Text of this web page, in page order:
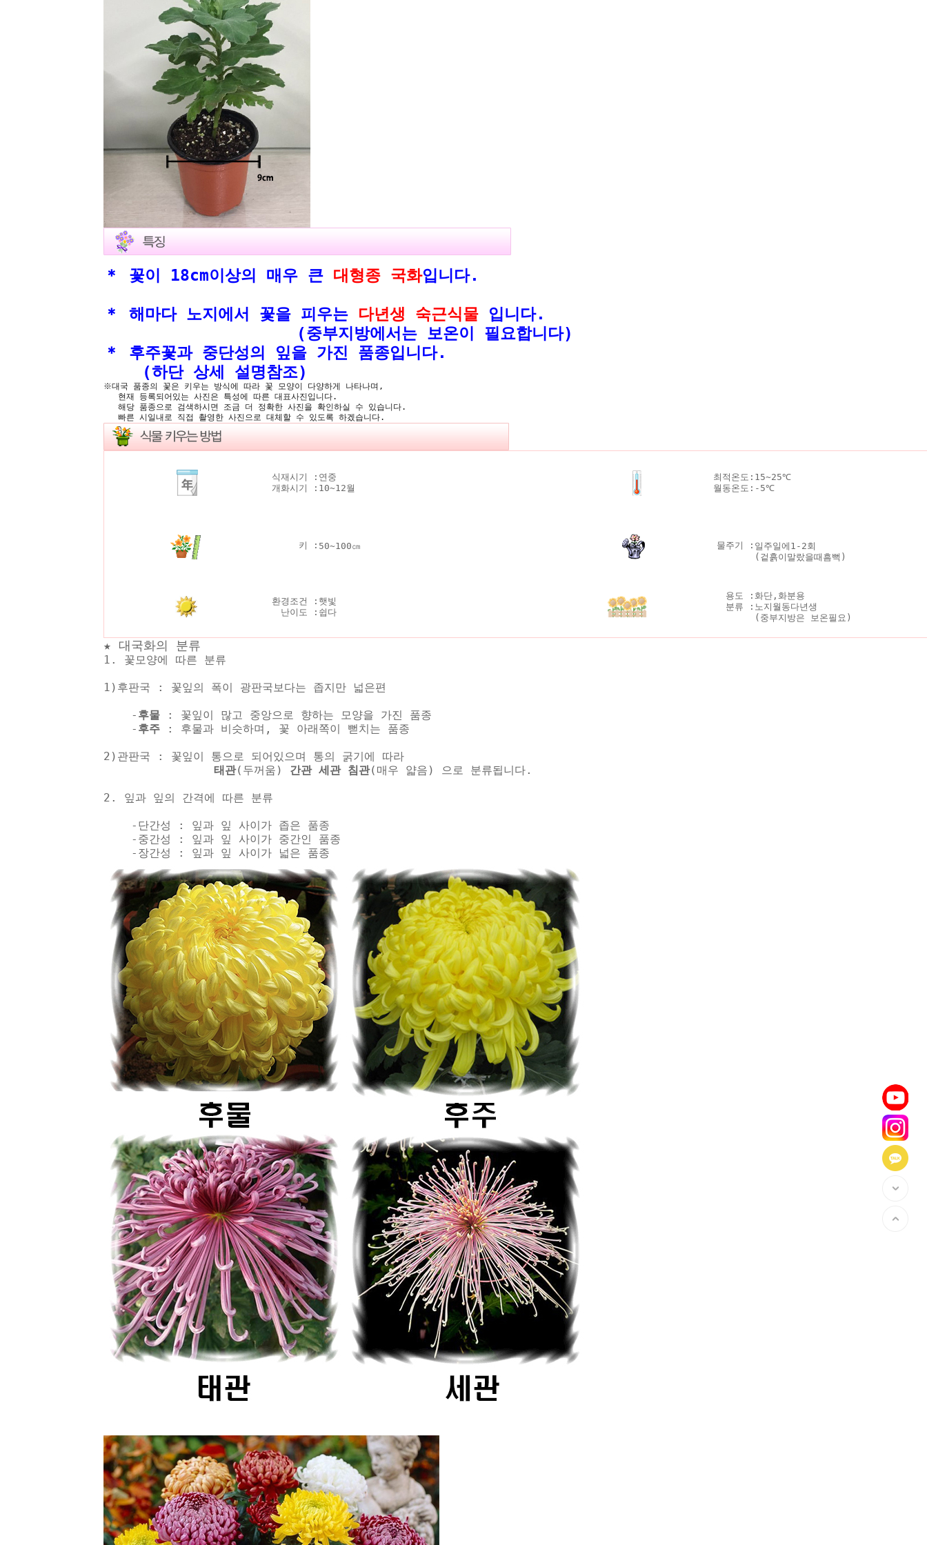
＊ 꽃이 18cm이상의 매우 큰 대형종 국화입니다.
＊ 해마다 노지에서 꽃을 피우는 다년생 숙근식물 입니다.
(중부지방에서는 보온이 필요합니다)
＊ 후주꽃과 중단성의 잎을 가진 품종입니다.
(하단 상세 설명참조)
※대국 품종의 꽃은 키우는 방식에 따라 꽃 모양이 다양하게 나타나며,
현재 등록되어있는 사진은 특성에 따른 대표사진입니다.
해당 품종으로 검색하시면 조금 더 정확한 사진을 확인하실 수 있습니다.
빠른 시일내로 직접 촬영한 사진으로 대체할 수 있도록 하겠습니다.
식재시기 :
개화시기 :
연중
10~12월
최적온도:
월동온도:
15~25℃
-5℃
키 : 50~100㎝ 물주기 : 일주일에1-2회
(겉흙이말랐을때흠뻑)
환경조건 :
난이도 :
햇빛
쉽다
용도 :
분류 :
화단,화분용
노지월동다년생
(중부지방은 보온필요)
★ 대국화의 분류
1. 꽃모양에 따른 분류
1)후판국 : 꽃잎의 폭이 광판국보다는 좁지만 넓은편
- 후물 : 꽃잎이 많고 중앙으로 향하는 모양을 가진 품종
- 후주 : 후물과 비슷하며, 꽃 아래쪽이 뻗치는 품종
2)관판국 : 꽃잎이 통으로 되어있으며 통의 굵기에 따라
태관(두꺼움) 간관 세관 침관(매우 얇음) 으로 분류됩니다.
2. 잎과 잎의 간격에 따른 분류
-단간성 : 잎과 잎 사이가 좁은 품종
-중간성 : 잎과 잎 사이가 중간인 품종
-장간성 : 잎과 잎 사이가 넓은 품종